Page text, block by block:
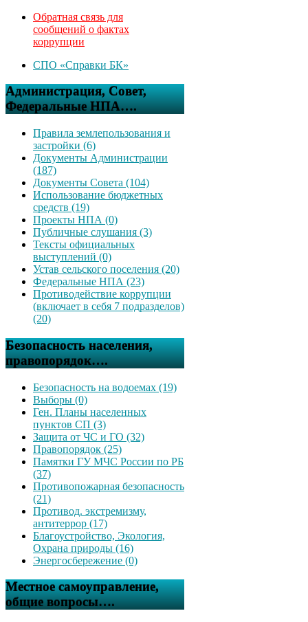
Обратная связь для
сообщений о фактах
коррупции
СПО «Справки БК»
Администрация, Совет,
Федеральные НПА….
Правила землепользования и
застройки (6)
Документы Администрации
(187)
Документы Совета (104)
Использование бюджетных
средств (19)
Проекты НПА (0)
Публичные слушания (3)
Тексты официальных
выступлений (0)
Устав сельского поселения (20)
Федеральные НПА (23)
Противодействие коррупции
(включает в себя 7 подразделов)
(20)
Безопасность населения,
правопорядок….
Безопасность на водоемах (19)
Выборы (0)
Ген. Планы населенных
пунктов СП (3)
Защита от ЧС и ГО (32)
Правопорядок (25)
Памятки ГУ МЧС России по РБ
(37)
Противопожарная безопасность
(21)
Противод. экстремизму,
антитеррор (17)
Благоустройство, Экология,
Охрана природы (16)
Энергосбережение (0)
Местное самоуправление,
общие вопросы….